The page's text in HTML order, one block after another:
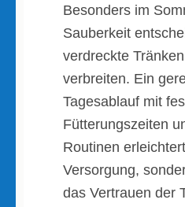
Besonders im
Sauberkeit
verdreckte
verbreiten. Ein
Tagesablauf mit
Fütterungszeiten
Routinen
Versorgung,
das Vertrauen der